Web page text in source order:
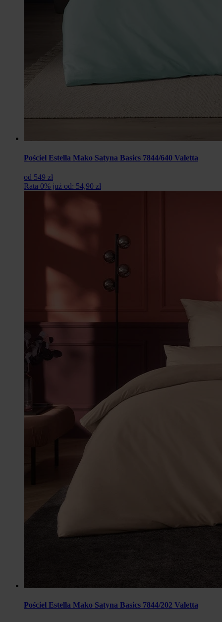
Pościel Estella Mako Satyna Basics 7844/640 Valetta
od 549 zł
Rata 0% już od: 54,90 zł
Pościel Estella Mako Satyna Basics 7844/202 Valetta